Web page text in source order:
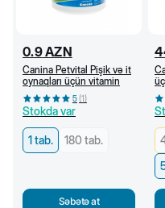
0.9AZN
Canina Petvital Pişik və it
oynaqları üçün vitamin
5(1)
Stokda var
1 tab. 180 tab.
Səbətə at